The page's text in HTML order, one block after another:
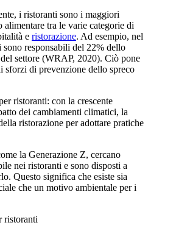
i ristoranti sono i maggiori
alimentare tra le varie categorie di
e ristorazione. Ad esempio, nel
responsabili del 22% dello
settore (WRAP, 2020). Ciò pone
sforzi di prevenzione dello spreco
ristoranti: con la crescente
dei cambiamenti climatici, la
ristorazione per adottare pratiche
la Generazione Z, cercano
nei ristoranti e sono disposti a
Questo significa che esiste sia
che un motivo ambientale per i